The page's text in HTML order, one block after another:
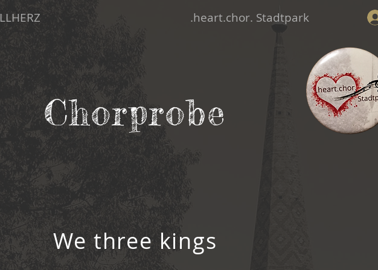
.heart.chor. Stadtpark
Chorprobe
We three kings